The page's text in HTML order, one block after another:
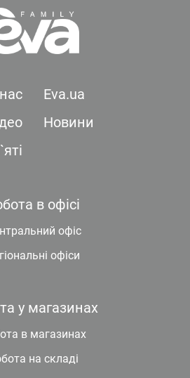
Eva.ua
Новини
в офісі
офіс
офіси
у магазинах
в магазинах
на складі